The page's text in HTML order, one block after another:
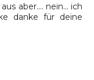
aber.... nein... ich
danke für deine